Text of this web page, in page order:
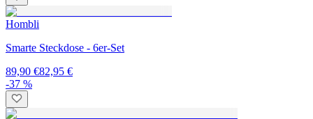
Hombli
Smarte Steckdose - 6er-Set
89,90 €82,95 €
-37 %